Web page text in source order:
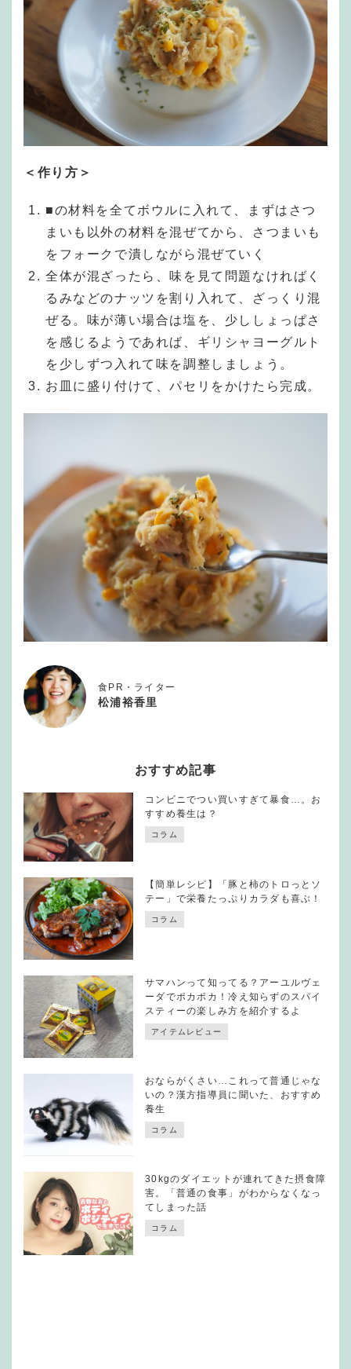
＜作り方＞
■の材料を全てボウルに入れて、まずはさつ
まいも以外の材料を混ぜてから、さつまいも
をフォークで潰しながら混ぜていく
全体が混ざったら、味を見て問題なければく
るみなどのナッツを割り入れて、ざっくり混
ぜる。味が薄い場合は塩を、少ししょっぱさ
を感じるようであれば、ギリシャヨーグルト
を少しずつ入れて味を調整しましょう。
お皿に盛り付けて、パセリをかけたら完成。
食PR・ライター
松浦裕香里
おすすめ記事
コンビニでつい買いすぎて暴食…。お
すすめ養生は？
コラム
【簡単レシピ】「豚と柿のトロっとソ
テー」で栄養たっぷりカラダも喜ぶ！
コラム
サマハンって知ってる？アーユルヴェ
ーダでポカポカ！冷え知らずのスパイ
スティーの楽しみ方を紹介するよ
アイテムレビュー
おならがくさい…これって普通じゃな
いの？漢方指導員に聞いた、おすすめ
養生
コラム
30kgのダイエットが連れてきた摂食障
害。「普通の食事」がわからなくなっ
てしまった話
コラム